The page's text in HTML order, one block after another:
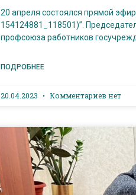
20 апреля состоялся прямой
154124881_118501)”.
профсоюза работников
ПОДРОБНЕЕ
20.04.2023 Комментариев нет